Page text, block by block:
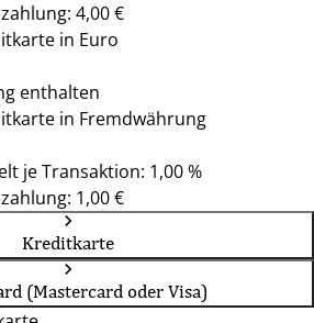
4,00 €
in Euro
enthalten
in Fremdwährung
je Transaktion: 1,00 %
1,00 €
Kreditkarte
(Mastercard oder Visa)